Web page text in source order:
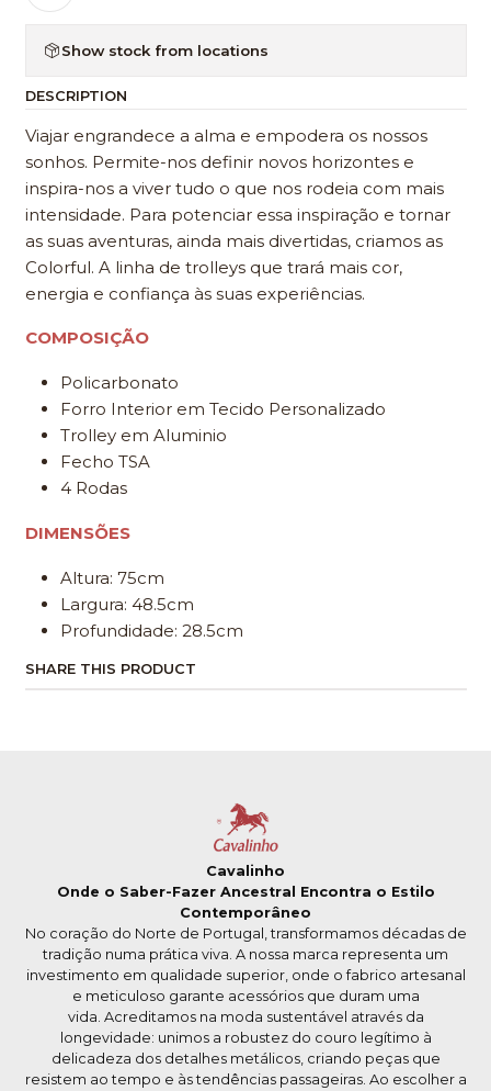
Show stock from locations
DESCRIPTION
Viajar engrandece a alma e empodera os nossos
sonhos. Permite-nos definir novos horizontes e
inspira-nos a viver tudo o que nos rodeia com mais
intensidade. Para potenciar essa inspiração e tornar
as suas aventuras, ainda mais divertidas, criamos as
Colorful. A linha de trolleys que trará mais cor,
energia e confiança às suas experiências.
COMPOSIÇÃO
Policarbonato
Forro Interior em Tecido Personalizado
Trolley em Aluminio
Fecho TSA
4 Rodas
DIMENSÕES
Altura: 75cm
Largura: 48.5cm
Profundidade: 28.5cm
SHARE THIS PRODUCT
Cavalinho
Onde o Saber-Fazer Ancestral Encontra o Estilo
Contemporâneo
No coração do Norte de Portugal, transformamos décadas de
tradição numa prática viva. A nossa marca representa um
investimento em qualidade superior, onde o fabrico artesanal
e meticuloso garante acessórios que duram uma
vida. Acreditamos na moda sustentável através da
longevidade: unimos a robustez do couro legítimo à
delicadeza dos detalhes metálicos, criando peças que
resistem ao tempo e às tendências passageiras. Ao escolher a